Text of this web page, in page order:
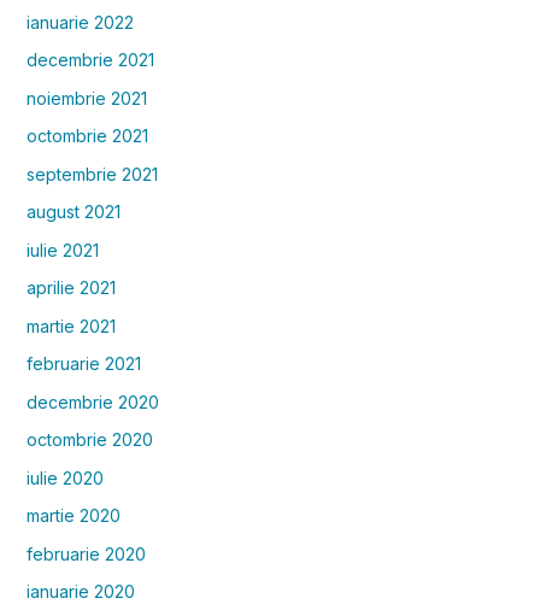
ianuarie 2022
decembrie 2021
noiembrie 2021
octombrie 2021
septembrie 2021
august 2021
iulie 2021
aprilie 2021
martie 2021
februarie 2021
decembrie 2020
octombrie 2020
iulie 2020
martie 2020
februarie 2020
ianuarie 2020